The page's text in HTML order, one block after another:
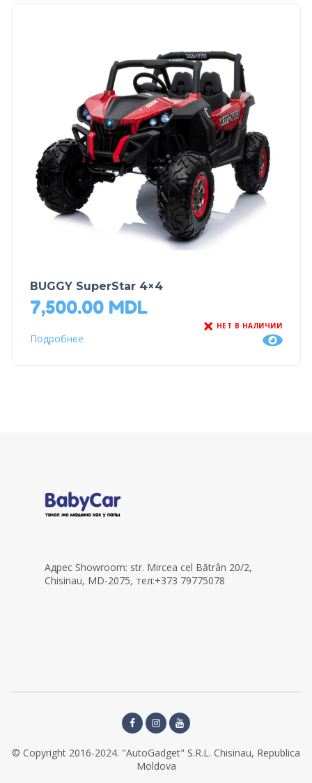
BUGGY SuperStar 4×4
7,500.00 MDL
НЕТ В НАЛИЧИИ
Подробнее
Адрес Showroom: str. Mircea cel Bătrân 20/2,
Chisinau, MD-2075, тел:+373 79775078
© Copyright 2016-2024. "AutoGadget" S.R.L. Chisinau, Republica
Moldova